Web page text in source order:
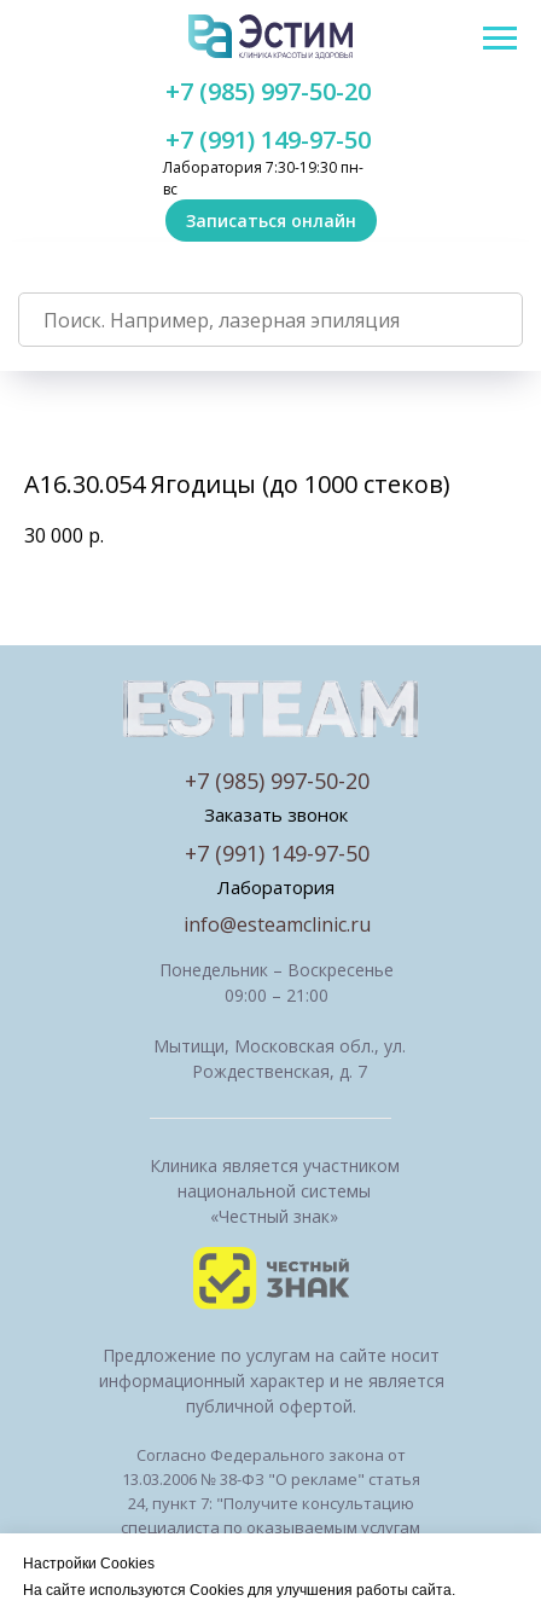
Лаборатория 7:30-19:30 пн-
вс
+7 (991) 149-97-50
+7 (985) 997-50-20
Записаться онлайн
А16.30.054 Ягодицы (до 1000 стеков)
30 000 р.
Клиника является участником
национальной системы
«Честный знак»
Понедельник – Воскресенье
09:00 – 21:00
Мытищи, Московская обл., ул.
Рождественская, д. 7
Заказать звонок
Лаборатория
info@esteamclinic.ru
+7 (991) 149-97-50
+7 (985) 997-50-20
Предложение по услугам на сайте носит
информационный характер и не является
публичной офертой.
Согласно Федерального закона от
13.03.2006 № 38-ФЗ "О рекламе" статья
24, пункт 7: "Получите консультацию
специалиста по оказываемым услугам
медицинской деятельности № ЛО-50-01-
Настройки Cookies
На сайте используются Cookies для улучшения работы сайта.